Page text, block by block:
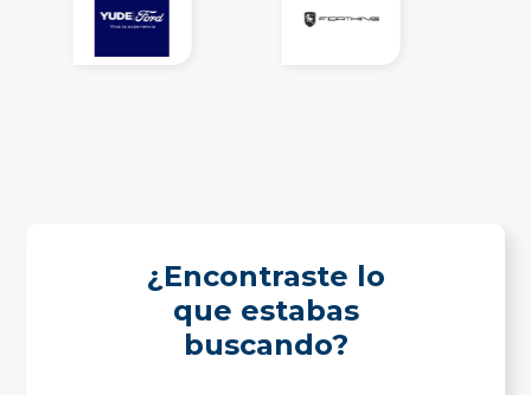
¿Encontraste lo
que estabas
buscando?